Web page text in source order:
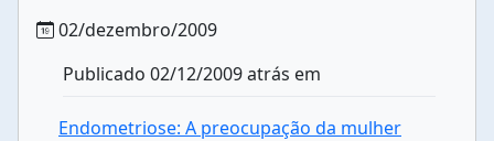
02/dezembro/2009
Publicado 02/12/2009 atrás em
Endometriose: A preocupação da mulher